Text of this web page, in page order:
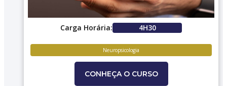
Carga Horária: 4H30
Neuropsicologia
CONHEÇA O CURSO